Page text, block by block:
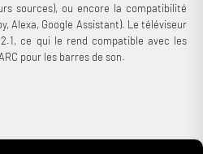
sources), ou encore la compatibilité
Alexa, Google Assistant). Le téléviseur
ce qui le rend compatible avec les
pour les barres de son.